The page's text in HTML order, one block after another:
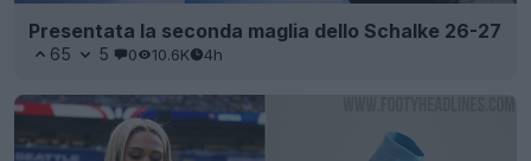
Presentata la seconda maglia dello Schalke 26-27
65 5 0 10.6K 4h